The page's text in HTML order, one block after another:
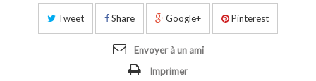
Tweet Share Google+ Pinterest
Envoyer à un ami
Imprimer